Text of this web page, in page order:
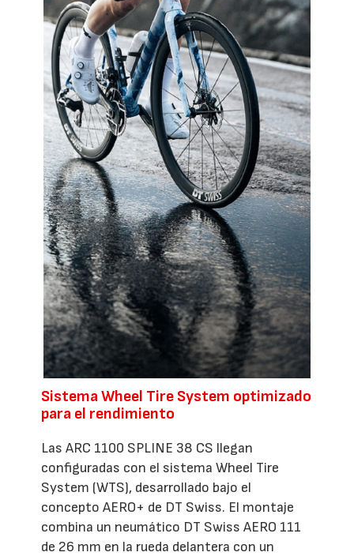
Sistema Wheel Tire System optimizado
para el rendimiento
Las ARC 1100 SPLINE 38 CS llegan
configuradas con el sistema Wheel Tire
System (WTS), desarrollado bajo el
concepto AERO+ de DT Swiss. El montaje
combina un neumático DT Swiss AERO 111
de 26 mm en la rueda delantera con un